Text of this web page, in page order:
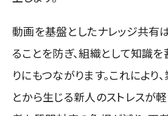
動画を基盤としたナレッジ共有
ることを防ぎ、組織として知識
りにもつながります。これにより
とから生じる新人のストレスが